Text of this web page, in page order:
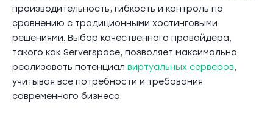
производительность, гибкость и контроль по
сравнению с традиционными хостинговыми
решениями. Выбор качественного провайдера,
такого как Serverspace, позволяет максимально
реализовать потенциал виртуальных серверов,
учитывая все потребности и требования
современного бизнеса.